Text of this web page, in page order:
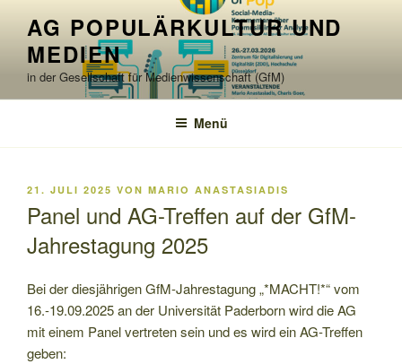
Inhalt
springen
AG POPULÄRKULTUR UND
MEDIEN
in der Gesellschaft für Medienwissenschaft (GfM)
Menü
VERÖFFENTLICHT
AM
21. JULI 2025 VON MARIO ANASTASIADIS
Panel und AG-Treffen auf der GfM-
Jahrestagung 2025
Bei der diesjährigen GfM-Jahrestagung „*MACHT!*“ vom
16.-19.09.2025 an der Universität Paderborn wird die AG
mit einem Panel vertreten sein und es wird ein AG-Treffen
geben: